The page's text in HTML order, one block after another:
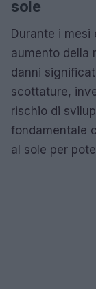
sole
Durante i mesi
aumento della
danni
scottature,
rischio di
fondamentale
al sole per